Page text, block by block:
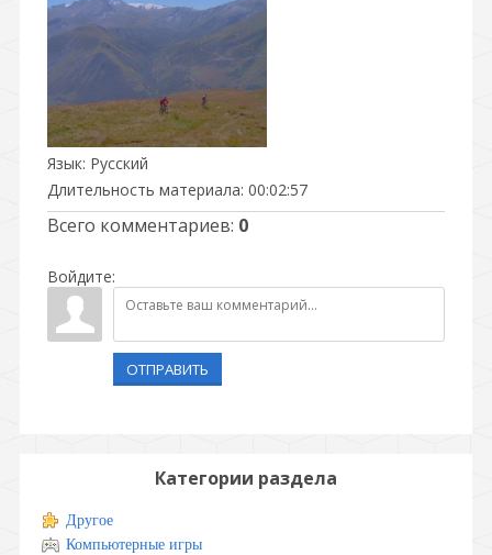
Язык: Русский
Длительность материала: 00:02:57
Всего комментариев: 0
Войдите:
ОТПРАВИТЬ
Категории раздела
Другое
Компьютерные игры